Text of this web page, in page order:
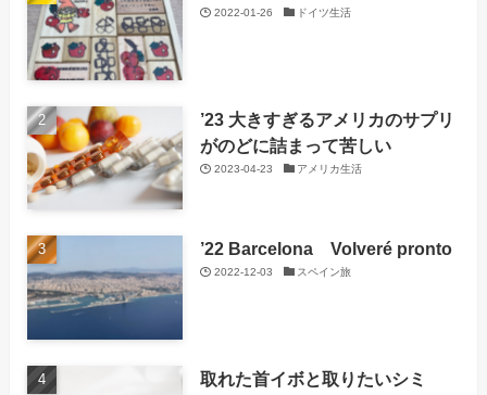
2022-01-26 ドイツ生活
’23 大きすぎるアメリカのサプリ
がのどに詰まって苦しい
2023-04-23 アメリカ生活
’22 Barcelona Volveré pronto
2022-12-03 スペイン旅
取れた首イボと取りたいシミ